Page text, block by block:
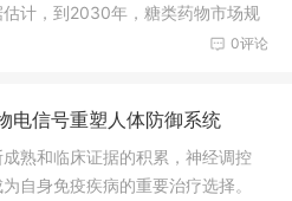
计，到2030年，糖类药物市场规
医药领域的重要增长点，为全球数
0评论
电信号重塑人体防御系统
熟和临床证据的积累，神经调控
自身免疫疾病的重要治疗选择。